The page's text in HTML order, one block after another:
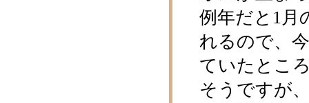
例年だと1月
れるので、
ていたとこ
そうですが